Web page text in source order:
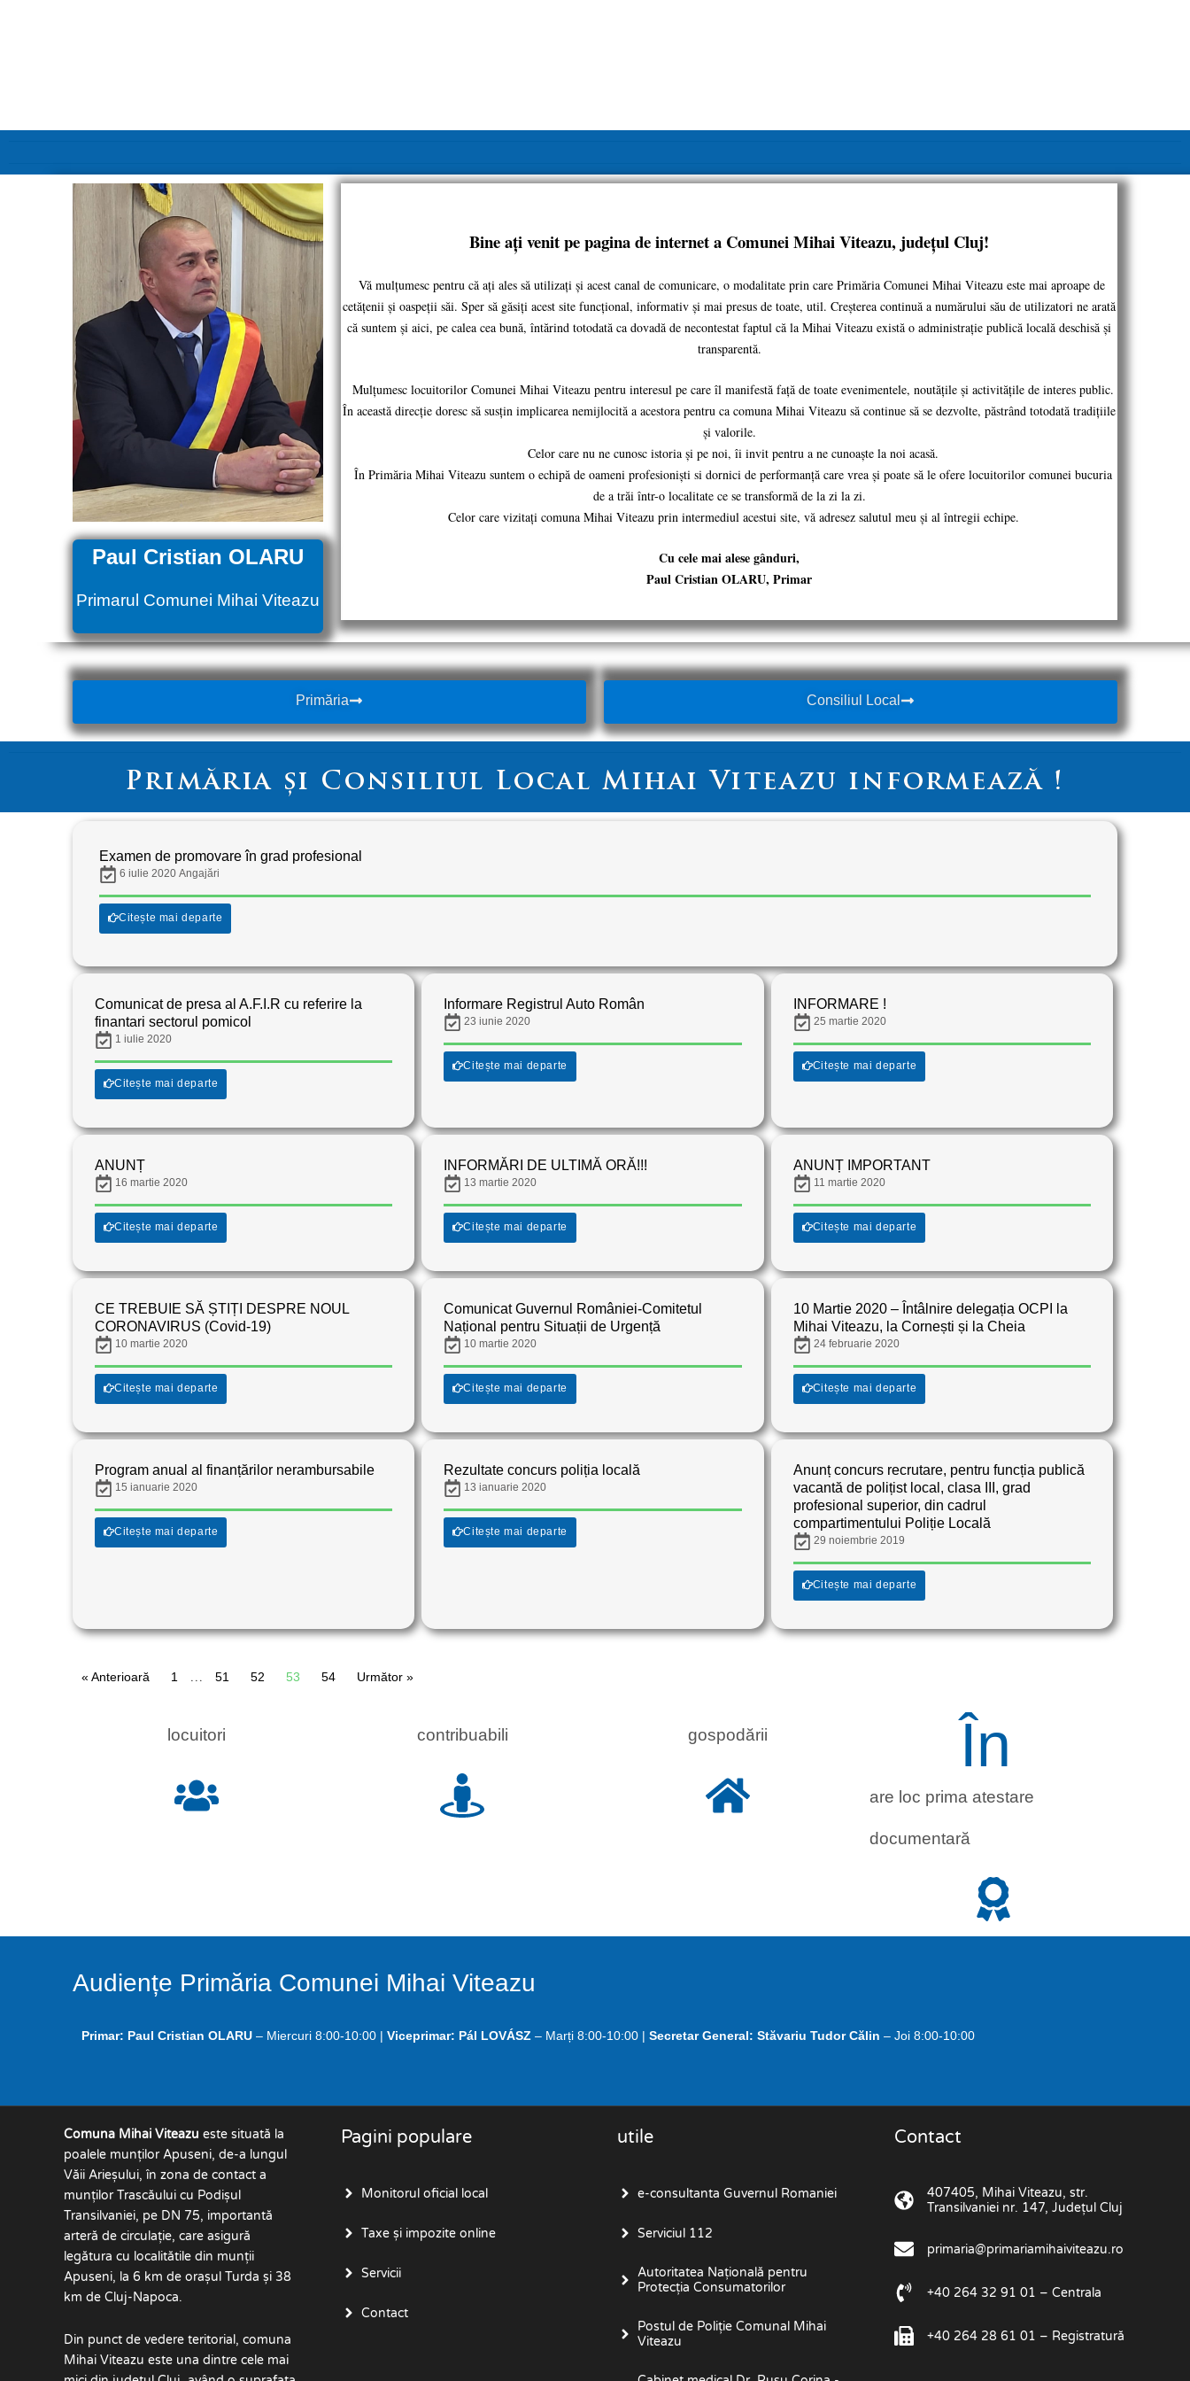
Paul Cristian OLARU
Primarul Comunei Mihai Viteazu
Bine ați venit pe pagina de internet a Comunei Mihai Viteazu, județul Cluj!
Vă mulțumesc pentru că ați ales să utilizați și acest canal de comunicare, o modalitate prin care Primăria Comunei Mihai Viteazu este mai aproape de
cetățenii și oaspeții săi. Sper să găsiți acest site funcțional, informativ și mai presus de toate, util. Creșterea continuă a numărului său de utilizatori ne arată
că suntem și aici, pe calea cea bună, întărind totodată ca dovadă de necontestat faptul că la Mihai Viteazu există o administrație publică locală deschisă și
transparentă.
Mulțumesc locuitorilor Comunei Mihai Viteazu pentru interesul pe care îl manifestă față de toate evenimentele, noutățile și activitățile de interes public.
În această direcție doresc să susțin implicarea nemijlocită a acestora pentru ca comuna Mihai Viteazu să continue să se dezvolte, păstrând totodată tradițiile
și valorile.
Celor care nu ne cunosc istoria și pe noi, îi invit pentru a ne cunoaște la noi acasă.
În Primăria Mihai Viteazu suntem o echipă de oameni profesioniști si dornici de performanță care vrea și poate să le ofere locuitorilor comunei bucuria
de a trăi într-o localitate ce se transformă de la zi la zi.
Celor care vizitați comuna Mihai Viteazu prin intermediul acestui site, vă adresez salutul meu și al întregii echipe.
Cu cele mai alese gânduri,
Paul Cristian OLARU, Primar
Primăria Consiliul Local
Primăria și Consiliul Local Mihai Viteazu informează !
Examen de promovare în grad profesional
6 iulie 2020 Angajări
Citește mai departe
Comunicat de presa al A.F.I.R cu referire la
finantari sectorul pomicol
1 iulie 2020
Citește mai departe
Informare Registrul Auto Român
23 iunie 2020
Citește mai departe
INFORMARE !
25 martie 2020
Citește mai departe
ANUNȚ
16 martie 2020
Citește mai departe
INFORMĂRI DE ULTIMĂ ORĂ!!!
13 martie 2020
Citește mai departe
ANUNȚ IMPORTANT
11 martie 2020
Citește mai departe
CE TREBUIE SĂ ȘTIȚI DESPRE NOUL
CORONAVIRUS (Covid-19)
10 martie 2020
Citește mai departe
Comunicat Guvernul României-Comitetul
Național pentru Situații de Urgență
10 martie 2020
Citește mai departe
10 Martie 2020 – Întâlnire delegația OCPI la
Mihai Viteazu, la Cornești și la Cheia
24 februarie 2020
Citește mai departe
Program anual al finanțărilor nerambursabile
15 ianuarie 2020
Citește mai departe
Rezultate concurs poliția locală
13 ianuarie 2020
Citește mai departe
Anunț concurs recrutare, pentru funcția publică
vacantă de polițist local, clasa III, grad
profesional superior, din cadrul
compartimentului Poliție Locală
29 noiembrie 2019
Citește mai departe
« Anterioară 1 … 51 52 53 54 Următor »
locuitori contribuabili gospodării
are loc prima atestare
documentară
În
Audiențe Primăria Comunei Mihai Viteazu
Primar: Paul Cristian OLARU – Miercuri 8:00-10:00 | Viceprimar: Pál LOVÁSZ – Marți 8:00-10:00 | Secretar General: Stăvariu Tudor Călin – Joi 8:00-10:00
Comuna Mihai Viteazu este situată la
poalele munților Apuseni, de-a lungul
Văii Arieșului, în zona de contact a
munților Trascăului cu Podișul
Transilvaniei, pe DN 75, importantă
arteră de circulație, care asigură
legătura cu localitătile din munții
Apuseni, la 6 km de orașul Turda și 38
km de Cluj-Napoca.
Din punct de vedere teritorial, comuna
Mihai Viteazu este una dintre cele mai
Pagini populare
Monitorul oficial local
Taxe și impozite online
Servicii
Contact
utile
e-consultanta Guvernul Romaniei
Serviciul 112
Autoritatea Națională pentru
Protecția Consumatorilor
Postul de Poliţie Comunal Mihai
Viteazu
Contact
407405, Mihai Viteazu, str.
Transilvaniei nr. 147, Județul Cluj
primaria@primariamihaiviteazu.ro
+40 264 32 91 01 – Centrala
+40 264 28 61 01 – Registratură